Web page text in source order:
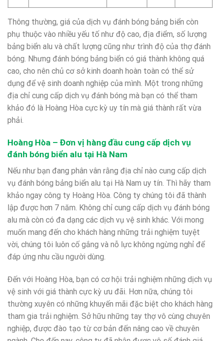
Thông thường, giá của dịch vụ đánh bóng bảng biển còn
phụ thuộc vào nhiều yếu tố như độ cao, địa điểm, số lượng
bảng biển alu và chất lượng cũng như trình độ của thợ đánh
bóng. Nhưng đánh bóng bảng biển có giá thành không quá
cao, cho nên chủ cơ sở kinh doanh hoàn toàn có thể sử
dụng để vệ sinh doanh nghiệp của mình. Một trong những
địa chỉ cung cấp dịch vụ đánh bóng mà bạn có thể tham
khảo đó là Hoàng Hòa cực kỳ uy tín mà giá thành rất vừa
phải.
Hoàng Hòa – Đơn vị hàng đầu cung cấp dịch vụ
đánh bóng biển alu tại Hà Nam
Nếu như bạn đang phân vân rằng địa chỉ nào cung cấp dịch
vụ đánh bóng bảng biển alu tại Hà Nam uy tín. Thì hãy tham
khảo ngay công ty Hoàng Hòa. Công ty chúng tôi đã thành
lập được hơn 7 năm. Không chỉ cung cấp dịch vụ đánh bóng
alu mà còn có đa dạng các dịch vụ vệ sinh khác. Với mong
muốn mang đến cho khách hàng những trải nghiệm tuyệt
vời, chúng tôi luôn cố gắng và nỗ lực không ngừng nghỉ để
đáp ứng nhu cầu người dùng.
Đến với Hoàng Hòa, bạn có cơ hội trải nghiệm những dịch vụ
vệ sinh với giá thành cực kỳ ưu đãi. Hơn nữa, chúng tôi
thường xuyên có những khuyến mãi đặc biệt cho khách hàng
tham gia trải nghiệm. Sở hữu những tay thợ vô cùng chuyên
nghiệp, được đào tạo từ cơ bản đến nâng cao về chuyên